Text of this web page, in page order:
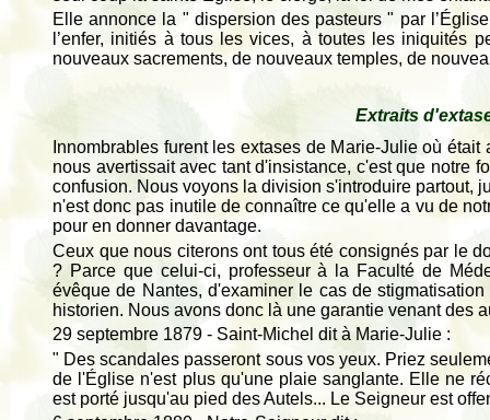
Elle annonce la " dispersion des pasteurs" par
l’enfer, initiés à tous les vices, à toutes les iniquités
nouveaux sacrements, de nouveaux temples, de
Extraits
Innombrables furent les extases de Marie-Julie où
nous avertissait avec tant d'insistance, c'est que notre
confusion. Nous voyons la division s'introduire partout,
n'est donc pas inutile de connaître ce qu'elle a vu de
pour en donner davantage.
Ceux que nous citerons ont tous été consignés par le
? Parce que celui-ci, professeur à la Faculté de
évêque de Nantes, d'examiner le cas de
historien. Nous avons donc là une garantie venant des
29 septembre 1879 - Saint-Michel dit à Marie-Julie :
" Des scandales passeront sous vos yeux. Priez
de l'Église n'est plus qu'une plaie sanglante. Elle ne
est porté jusqu'au pied des Autels... Le Seigneur est